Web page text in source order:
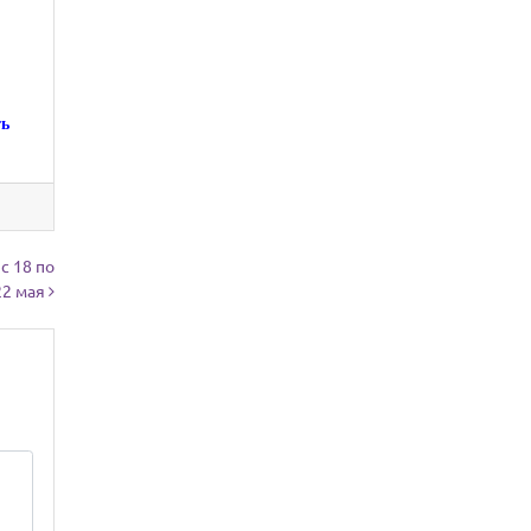
18 по
мая